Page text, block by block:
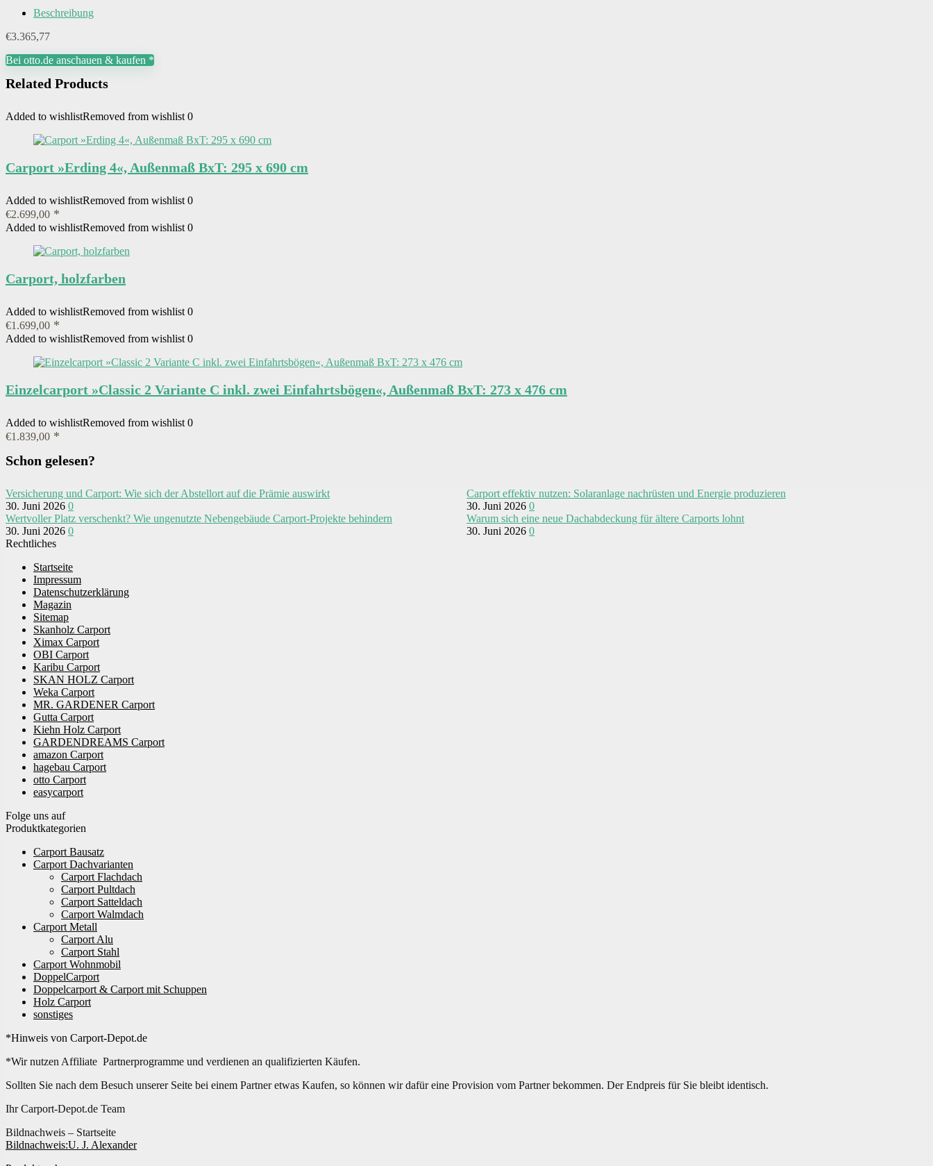
Beschreibung
€3.365,77
Bei otto.de anschauen & kaufen *
Related Products
Added to wishlistRemoved from wishlist 0
Carport »Erding 4«, Außenmaß BxT: 295 x 690 cm
Added to wishlistRemoved from wishlist 0
€2.699,00
Added to wishlistRemoved from wishlist 0
Carport, holzfarben
Added to wishlistRemoved from wishlist 0
€1.699,00
Added to wishlistRemoved from wishlist 0
Einzelcarport »Classic 2 Variante C inkl. zwei Einfahrtsbögen«, Außenmaß BxT: 273 x 476 cm
Added to wishlistRemoved from wishlist 0
€1.839,00
Schon gelesen?
Versicherung und Carport: Wie sich der Abstellort auf die Prämie auswirkt
30. Juni 2026 0
Carport effektiv nutzen: Solaranlage nachrüsten und Energie produzieren
30. Juni 2026 0
Wertvoller Platz verschenkt? Wie ungenutzte Nebengebäude Carport-Projekte behindern
30. Juni 2026 0
Warum sich eine neue Dachabdeckung für ältere Carports lohnt
30. Juni 2026 0
Rechtliches
Startseite
Impressum
Datenschutzerklärung
Magazin
Sitemap
Skanholz Carport
Ximax Carport
OBI Carport
Karibu Carport
SKAN HOLZ Carport
Weka Carport
MR. GARDENER Carport
Gutta Carport
Kiehn Holz Carport
GARDENDREAMS Carport
amazon Carport
hagebau Carport
otto Carport
easycarport
Folge uns auf
Produktkategorien
Carport Bausatz
Carport Dachvarianten
Carport Flachdach
Carport Pultdach
Carport Satteldach
Carport Walmdach
Carport Metall
Carport Alu
Carport Stahl
Carport Wohnmobil
DoppelCarport
Doppelcarport & Carport mit Schuppen
Holz Carport
sonstiges
*Hinweis von Carport-Depot.de
*Wir nutzen Affiliate Partnerprogramme und verdienen an qualifizierten Käufen.
Sollten Sie nach dem Besuch unserer Seite bei einem Partner etwas Kaufen, so können wir dafür eine Provision vom Partner bekommen. Der Endpreis für Sie bleibt identisch.
Ihr Carport-Depot.de Team
Bildnachweis – Startseite
Bildnachweis:U. J. Alexander